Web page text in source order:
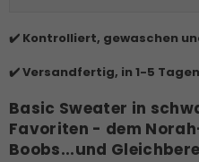
✔️ Kontrolliert, gewaschen
✔️ Versandfertig, in 1-5
Basic Sweater in
Favoriten - dem
Boobs...und